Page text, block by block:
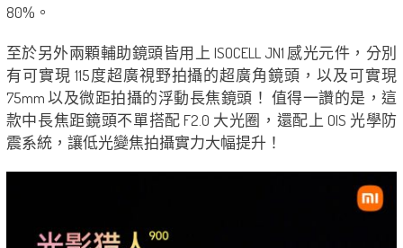
80%。
至於另外兩顆輔助鏡頭皆用上 ISOCELL JN1 感光元件，分別
有可實現 115度超廣視野拍攝的超廣角鏡頭，以及可實現
75mm 以及微距拍攝的浮動長焦鏡頭！ 值得一讚的是，這
款中長焦距鏡頭不單搭配 F2.0 大光圈，還配上 OIS 光學防
震系統，讓低光變焦拍攝實力大幅提升！